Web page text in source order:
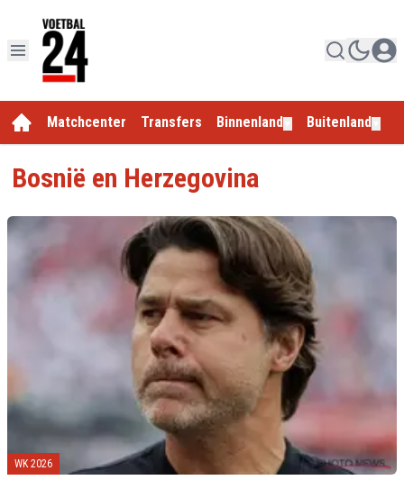
Matchcenter Transfers Binnenland Buitenland
Bosnië en Herzegovina
WK 2026